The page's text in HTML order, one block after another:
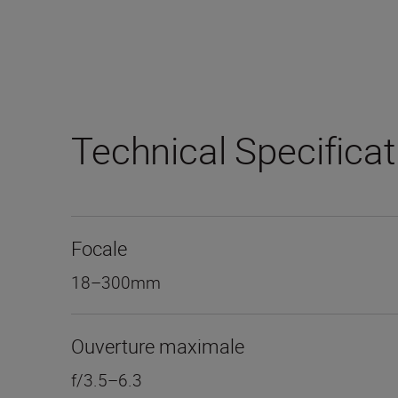
Technical
Focale
18–300mm
Ouverture maximale
f/3.5–6.3